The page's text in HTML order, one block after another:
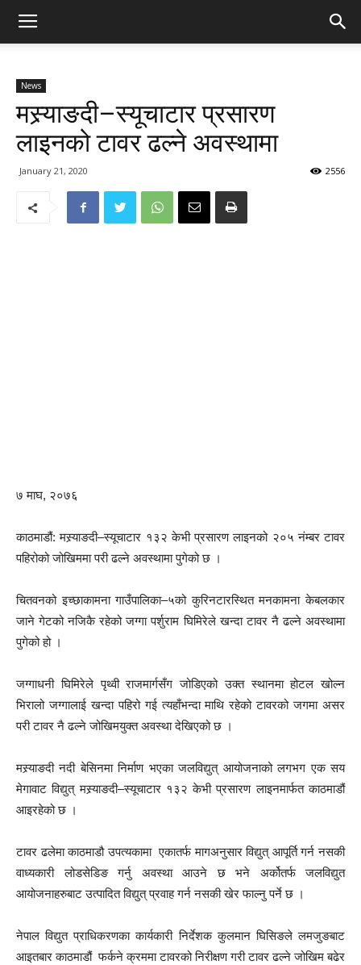
News
मस्र्याङदी–स्यूचाटार प्रसारण
लाइनको टावर ढल्ने अवस्थामा
January 21, 2020 2556
७ माघ, २०७६
काठमाडौं: मस्र्याङदी–स्यूचाटार १३२ केभी प्रसारण लाइनको २०५ नंम्बर टावर
पहिरोको जोखिममा परी ढल्ने अवस्थामा पुगेको छ ।
चितवनको इच्छाकामना गाउँपालिका–५को कुरिनटारस्थित मनकामना केबलकार
जाने गेटको नजिकै रहेको जग्गा पर्शुराम घिमिरेले खन्दा टावर नै ढल्ने अवस्थामा
पुगेको हो ।
जग्गाधनी घिमिरेले पृथ्वी राजमार्गसँग जोडिएको उक्त स्थानमा होटल खोल्न
भिरालो जग्गालाई खन्दा पहिरो गई त्यहाँभन्दा माथि रहेको टावरको जगमा असर
परी टावर नै ढल्ने जोखिमयुक्त अवस्था देखिएको छ ।
मस्र्याङदी नदी बेसिनमा निर्माण भएका जलविद्युत् आयोजनाको लगभग एक सय
मेगावाट विद्युत् मस्र्याङदी–स्यूचाटार १३२ केभी प्रसारण लाइनमार्फत काठमाडौं
आइरहेको छ ।
टावर ढलेमा काठमाडौ उपत्यकामा एकातर्फ मागअनुसार विद्युत् आपूर्ति गर्न नसकी
वाध्यकारी लोडसेडिङ गर्नु अवस्था आउने छ भने अर्कोतर्फ जलविद्युत
आयोजनाहरुबाट उत्पादित विद्युत् प्रवाह गर्न नसकी खेर फाल्नु पर्ने छ ।
नेपाल विद्युत प्राधिकरणका कार्यकारी निर्देशक कुलमान घिसिङले लमजुङबाट
आइतबार काठमाडौं फर्कने क्रममा टावरको निरीक्षण गरी टावर ढल्ने जोखिम बढेर